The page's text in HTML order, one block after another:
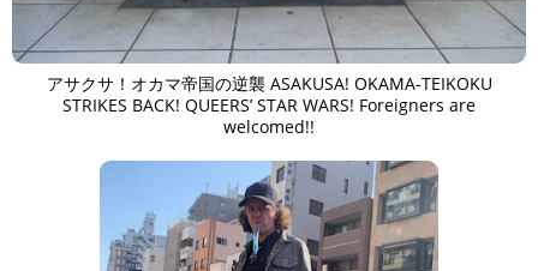
アサクサ！オカマ帝国の逆襲 ASAKUSA! OKAMA-TEIKOKU
STRIKES BACK! QUEERS’ STAR WARS! Foreigners are
welcomed!!